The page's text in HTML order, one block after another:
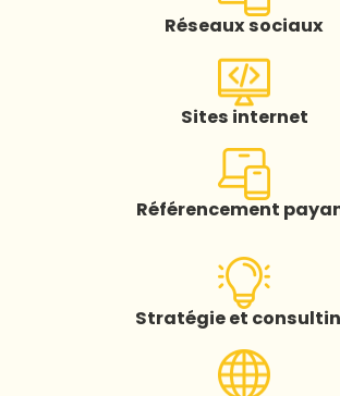
Réseaux sociaux
Sites internet
Référencement
Stratégie et